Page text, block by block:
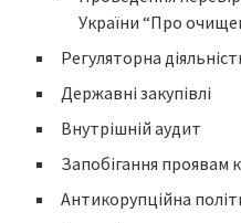
України “Про
Регуляторна
Державні закупівлі
Внутрішній аудит
Запобігання проявам
Антикорупційна